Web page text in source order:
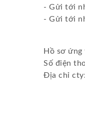
- Gửi tới
- Gửi tới
Hồ sơ
Số điện
Địa chỉ